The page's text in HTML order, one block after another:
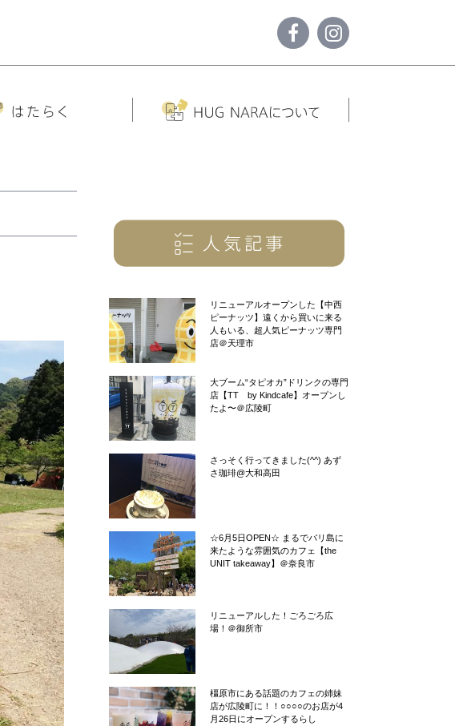
リニューアルオープンした【中西
ピーナッツ】遠くから買いに来る
人もいる、超人気ピーナッツ専門
店＠天理市
大ブーム“タピオカ”ドリンクの専門
店【TT by Kindcafe】オープンし
たよ〜＠広陵町
さっそく行ってきました(^^) あず
さ珈琲@大和高田
☆6月5日OPEN☆ まるでバリ島に
来たような雰囲気のカフェ【the
UNIT takeaway】＠奈良市
リニューアルした！ごろごろ広
場！＠御所市
橿原市にある話題のカフェの姉妹
店が広陵町に！！○○○○のお店が4
月26日にオープンするらし